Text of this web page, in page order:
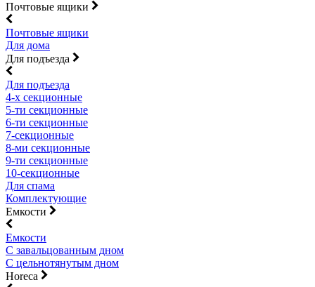
Почтовые ящики
Почтовые ящики
Для дома
Для подъезда
Для подъезда
4-х секционные
5-ти секционные
6-ти секционные
7-секционные
8-ми секционные
9-ти секционные
10-секционные
Для спама
Комплектующие
Емкости
Емкости
С завальцованным дном
С цельнотянутым дном
Horeca